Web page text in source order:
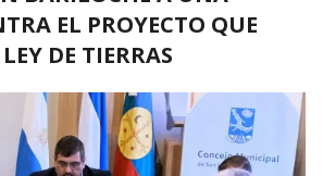
EL PROYECTO QUE
DE TIERRAS